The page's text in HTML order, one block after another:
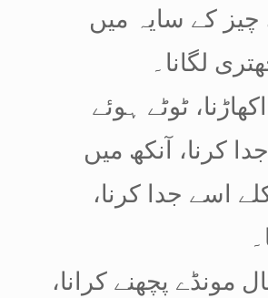
کے سایہ میں
لگانا۔
ٹوٹے ہوئے
کرنا، آنکھ میں
اسے جدا کرنا،
مونڈے پچھنے کرانا،